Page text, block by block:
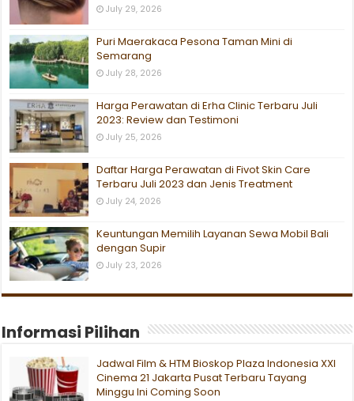
July 29, 2026
Puri Maerakaca Pesona Taman Mini di
Semarang
July 28, 2026
Harga Perawatan di Erha Clinic Terbaru Juli
2023: Review dan Testimoni
July 25, 2026
Daftar Harga Perawatan di Fivot Skin Care
Terbaru Juli 2023 dan Jenis Treatment
July 24, 2026
Keuntungan Memilih Layanan Sewa Mobil Bali
dengan Supir
July 23, 2026
Informasi Pilihan
Jadwal Film & HTM Bioskop Plaza Indonesia XXI
Cinema 21 Jakarta Pusat Terbaru Tayang
Minggu Ini Coming Soon